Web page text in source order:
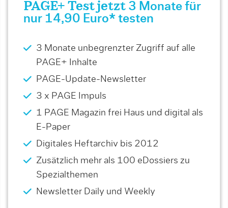
PAGE+ Test jetzt 3 Monate für
nur 14,90 Euro* testen
3 Monate unbegrenzter Zugriff auf alle
PAGE+ Inhalte
PAGE-Update-Newsletter
3 x PAGE Impuls
1 PAGE Magazin frei Haus und digital als
E-Paper
Digitales Heftarchiv bis 2012
Zusätzlich mehr als 100 eDossiers zu
Spezialthemen
Newsletter Daily und Weekly